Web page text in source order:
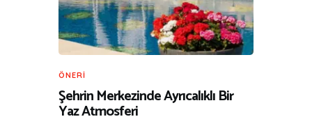
ÖNERI
Şehrin Merkezinde Ayrıcalıklı Bir
Yaz Atmosferi